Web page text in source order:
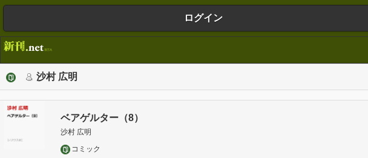
ログイン
沙村 広明
ベアゲルター（8）
沙村 広明
コミック